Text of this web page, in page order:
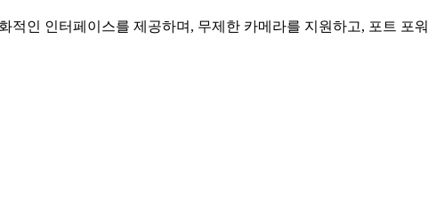
인 인터페이스를 제공하며, 무제한 카메라를 지원하고, 포트 포워